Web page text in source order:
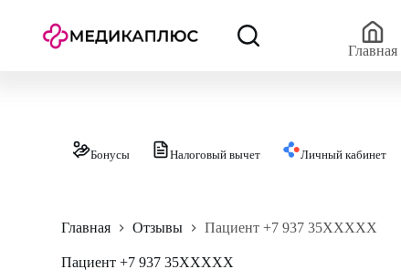
Главная
Бонусы Налоговый вычет Личный кабинет
Главная Отзывы Пациент +7 937 35XXXXX
Пациент +7 937 35XXXXX